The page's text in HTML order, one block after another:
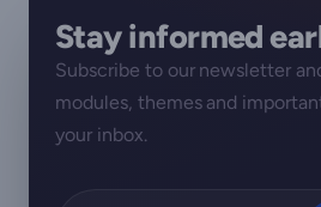
Stay informed
Subscribe to our newsletter
modules, themes and
your inbox.